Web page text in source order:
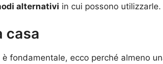
alternativi in cui possono utilizzarle.
casa
fondamentale, ecco perché almeno